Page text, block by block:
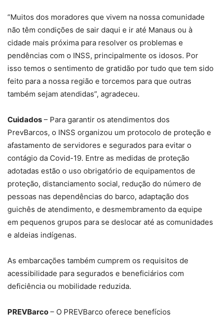
“Muitos dos moradores que vivem na nossa comunidade
não têm condições de sair daqui e ir até Manaus ou à
cidade mais próxima para resolver os problemas e
pendências com o INSS, principalmente os idosos. Por
isso temos o sentimento de gratidão por tudo que tem sido
feito para a nossa região e torcemos para que outras
também sejam atendidas”, agradeceu.
Cuidados – Para garantir os atendimentos dos
PrevBarcos, o INSS organizou um protocolo de proteção e
afastamento de servidores e segurados para evitar o
contágio da Covid-19. Entre as medidas de proteção
adotadas estão o uso obrigatório de equipamentos de
proteção, distanciamento social, redução do número de
pessoas nas dependências do barco, adaptação dos
guichês de atendimento, e desmembramento da equipe
em pequenos grupos para se deslocar até as comunidades
e aldeias indígenas.
As embarcações também cumprem os requisitos de
acessibilidade para segurados e beneficiários com
deficiência ou mobilidade reduzida.
PREVBarco – O PREVBarco oferece benefícios